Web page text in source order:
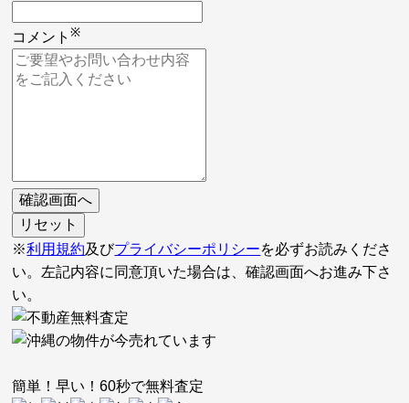
コメント※
※利用規約及びプライバシーポリシーを必ずお読みくださ
い。左記内容に同意頂いた場合は、確認画面へお進み下さ
い。
簡単！早い！60秒で無料査定